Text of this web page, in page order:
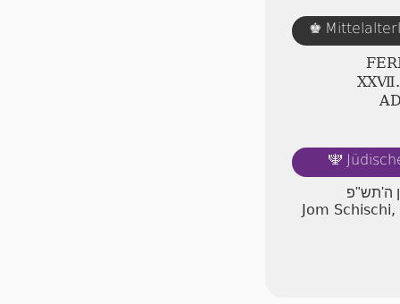
♚
ⅩⅩⅦ.
🕎
ה'תש"פ
Jom